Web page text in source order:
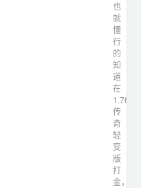
也
就
懂
行
的
知
道
在
1.76
传
奇
轻
变
版
打
金，...